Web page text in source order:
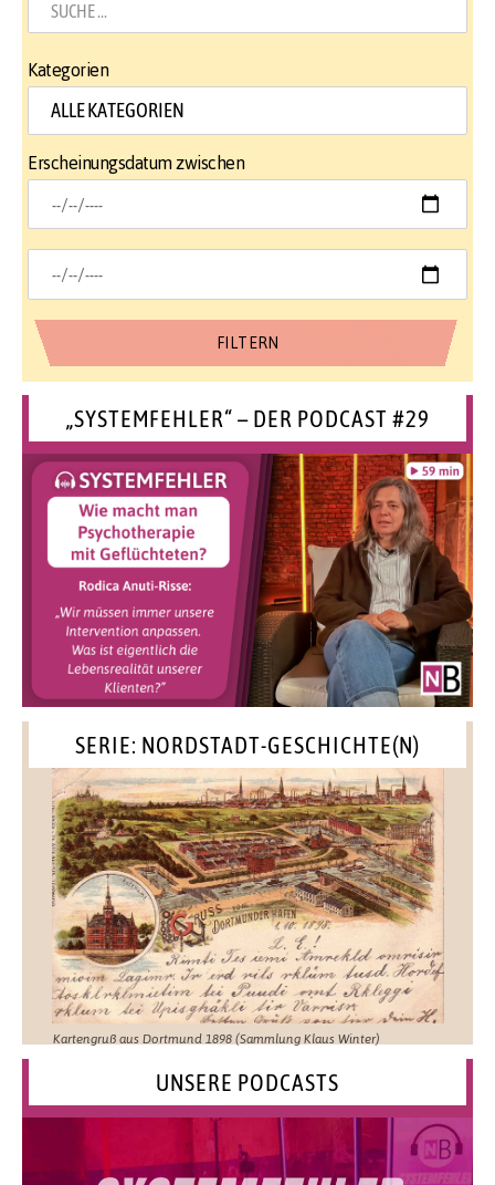
Kategorien
Erscheinungsdatum zwischen
„SYSTEMFEHLER“ – DER PODCAST #29
SERIE: NORDSTADT-GESCHICHTE(N)
Kartengruß aus Dortmund 1898 (Sammlung Klaus Winter)
UNSERE PODCASTS